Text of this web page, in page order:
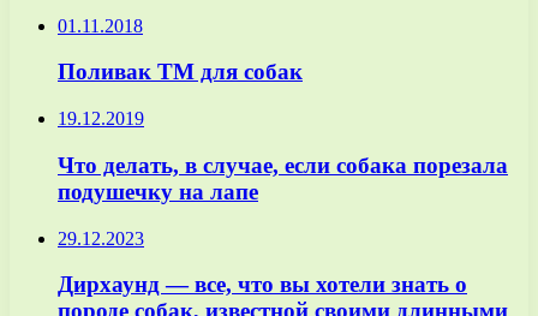
01.11.2018
Поливак ТМ для собак
19.12.2019
Что делать, в случае, если собака порезала
подушечку на лапе
29.12.2023
Дирхаунд — все, что вы хотели знать о